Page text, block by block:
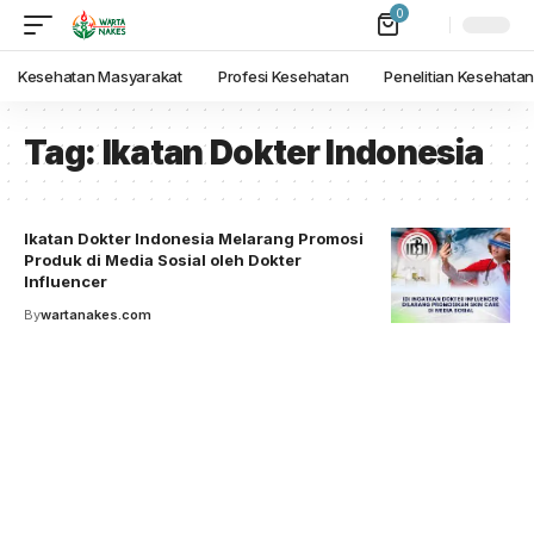
0
Kesehatan Masyarakat Profesi Kesehatan Penelitian Kesehatan
Tag:Ikatan Dokter Indonesia
Ikatan Dokter Indonesia Melarang Promosi
Produk di Media Sosial oleh Dokter
Influencer
Bywartanakes.com